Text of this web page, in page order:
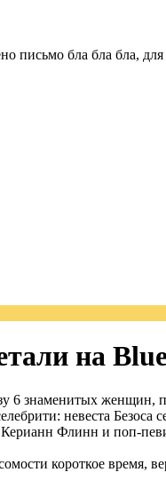
письмо бла бла бла,
на
6 знаменитых
невеста
Флинн и поп-
короткое время,